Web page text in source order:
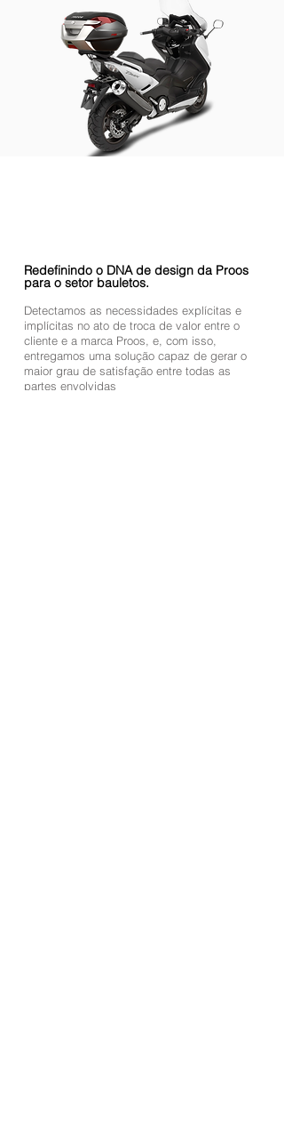
Redefinindo o DNA de design da Proos
para o setor bauletos.
Detectamos as necessidades explícitas e
implícitas no ato de troca de valor entre o
cliente e a marca Proos, e, com isso,
entregamos uma solução capaz de gerar o
maior grau de satisfação entre todas as
partes envolvidas